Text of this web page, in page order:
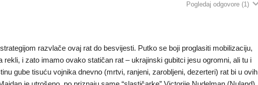
Pogledaj odgovore (1)
strategijom razvlače ovaj rat do besvijesti. Putko se boji proglasiti mobilizaciju,
rekli, i zato imamo ovako statičan rat – ukrajinski gubitci jesu ogromni, ali tu i
gube tisuću vojnika dnevno (mrtvi, ranjeni, zarobljeni, dezerteri) rat bi u ovih